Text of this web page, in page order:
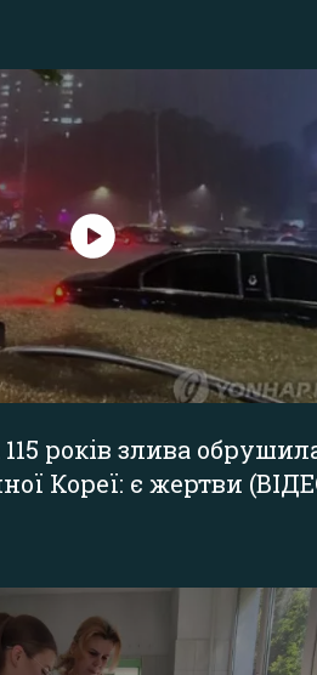
років злива
Кореї: є жертви